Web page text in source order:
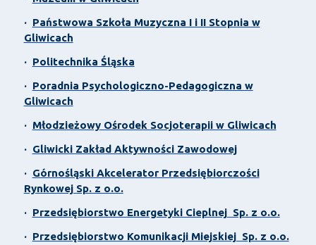
· Państwowa Szkoła Muzyczna I i II Stopnia w
Gliwicach
· Politechnika Śląska
· Poradnia Psychologiczno-Pedagogiczna w
Gliwicach
· Młodzieżowy Ośrodek Socjoterapii w Gliwicach
· Gliwicki Zakład Aktywności Zawodowej
· Górnośląski Akcelerator Przedsiębiorczości
Rynkowej Sp. z o.o.
· Przedsiębiorstwo Energetyki Cieplnej Sp. z o.o.
· Przedsiębiorstwo Komunikacji Miejskiej Sp. z o.o.